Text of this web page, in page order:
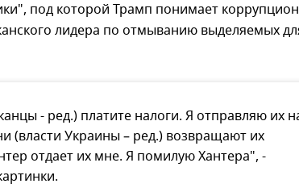
под которой Трамп понимает
лидера по отмыванию выделяемых
- ред.) платите налоги. Я отправляю их
(власти Украины – ред.) возвращают их
отдает их мне. Я помилую Хантера", -